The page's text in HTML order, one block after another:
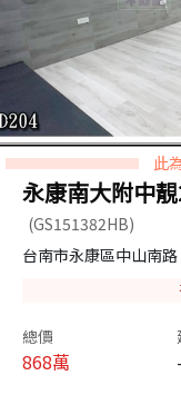
此
永康南大附中
(GS151382HB)
台南市永康區中山南路
總價
868萬